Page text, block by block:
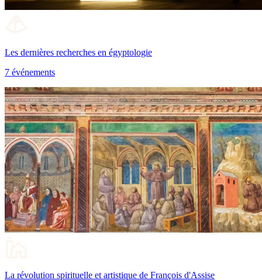
Les dernières recherches en égyptologie
7 événements
La révolution spirituelle et artistique de François d'Assise